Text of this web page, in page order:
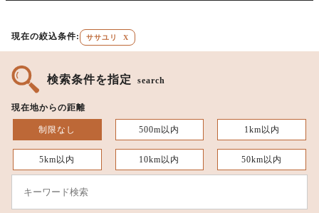
現在の絞込条件: ササユリ X
検索条件を指定 search
現在地からの距離
制限なし 500m以内 1km以内
5km以内 10km以内 50km以内